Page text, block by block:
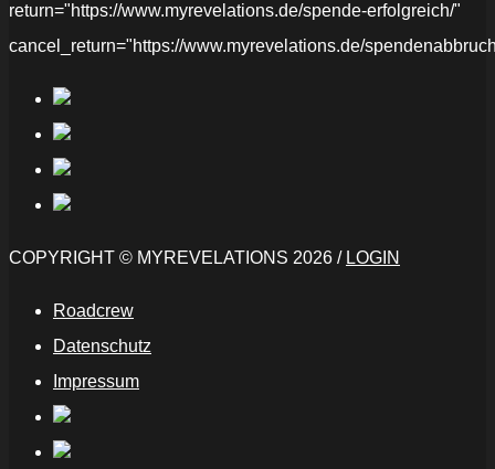
return="https://www.myrevelations.de/spende-erfolgreich/"
cancel_return="https://www.myrevelations.de/
COPYRIGHT © MYREVELATIONS 2026 / LOGIN
Roadcrew
Datenschutz
Impressum